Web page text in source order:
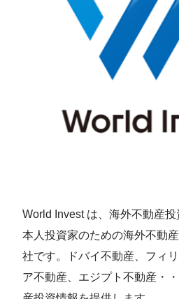
World Invest は、海外不動産
本人投資家のための海外不動
社です。ドバイ不動産、フィ
ア不動産、エジプト不動産・